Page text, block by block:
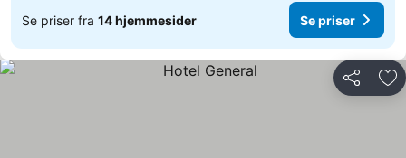
Se priser fra 14 hjemmesider Se priser
Del